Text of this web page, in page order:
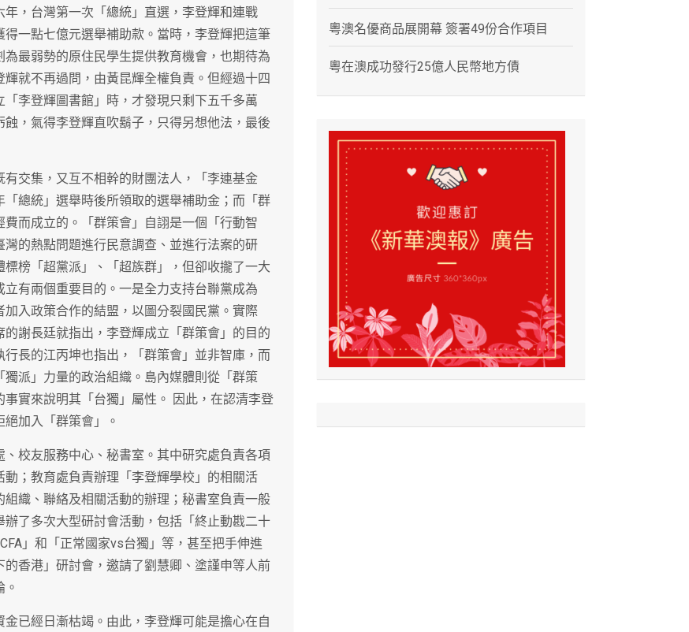
，台灣第一次「總統」直選，李登輝和連戰
得一點七億元選舉補助款。當時，李登輝把這筆
最弱勢的原住民學生提供教育機會，也期待為
就不再過問，由黃昆輝全權負責。但經過十四
李登輝圖書館」時，才發現只剩下五千多萬
，氣得李登輝直吹鬍子，只得另想他法，最後
交集，又互不相幹的財團法人，「李連基金
總統」選舉時後所領取的選舉補助金；而「群
而成立的。「群策會」自詡是一個「行動智
的熱點問題進行民意調查、並進行法案的研
榜「超黨派」、「超族群」，但卻收攏了一大
有兩個重要目的。一是全力支持台聯黨成為
加入政策合作的結盟，以圖分裂國民黨。實際
謝長廷就指出，李登輝成立「群策會」的目的
長的江丙坤也指出，「群策會」並非智庫，而
派」力量的政治組織。島內媒體則從「群策
實來說明其「台獨」屬性。 因此，在認清李登
加入「群策會」。
、校友服務中心、秘書室。其中研究處負責各項
；教育處負責辦理「李登輝學校」的相關活
織、聯絡及相關活動的辦理；秘書室負責一般
了多次大型研討會活動，包括「終止動戡二十
」和「正常國家vs台獨」等，甚至把手伸進
香港」研討會，邀請了劉慧卿、塗謹申等人前
已經日漸枯竭。由此，李登輝可能是擔心在自
粵澳名優商品展開幕 簽署49份合作項目
粵在澳成功發行25億人民幣地方債